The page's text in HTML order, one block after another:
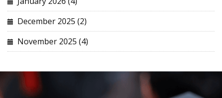
December 2025 (2)
November 2025 (4)